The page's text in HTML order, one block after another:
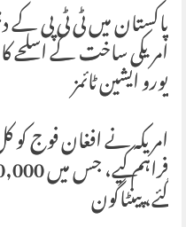
پاکستان میں ٹی ٹی پی
امریکی ساخت کے اسلحے
یورو ایشین ٹائمز
گئے، پینٹاگون